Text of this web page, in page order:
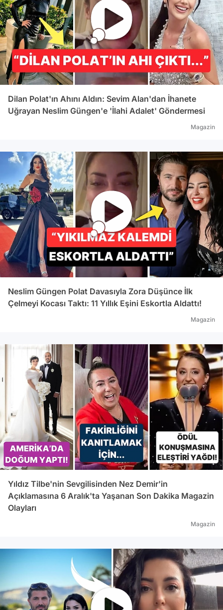
Dilan Polat'ın Ahını Aldın: Sevim Alan'dan İhanete
Uğrayan Neslim Güngen'e 'İlahi Adalet' Göndermesi
Magazin
Neslim Güngen Polat Davasıyla Zora Düşünce İlk
Çelmeyi Kocası Taktı: 11 Yıllık Eşini Eskortla Aldattı!
Magazin
Yıldız Tilbe'nin Sevgilisinden Nez Demir'in
Açıklamasına 6 Aralık'ta Yaşanan Son Dakika Magazin
Olayları
Magazin